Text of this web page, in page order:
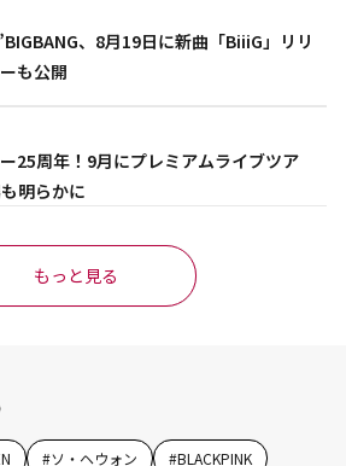
、8月19日に新曲「BiiiG」リリ
も公開
25周年！9月にプレミアムライブツア
明らかに
もっと見る
#ソ・ヘウォン #BLACKPINK